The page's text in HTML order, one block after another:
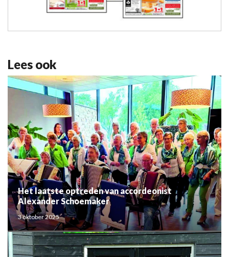
Lees ook
Het laatste optreden van accordeonist
Alexander Schoemaker
3 oktober 2025